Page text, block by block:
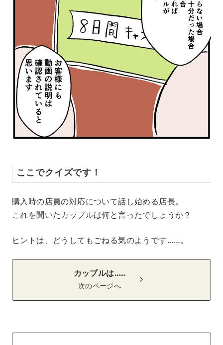
ここでクイズです！
購入時の店員の対応について話し始める店長。
これを聞いたカップルは何と言ったでしょうか？
ヒントは、どうしてもごねる気のようです……。
カップルは……
次のページへ